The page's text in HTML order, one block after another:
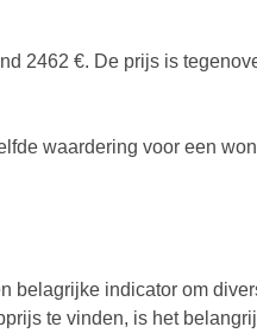
2462 €. De prijs is
waardering voor een
belagrijke indicator om
te vinden, is het